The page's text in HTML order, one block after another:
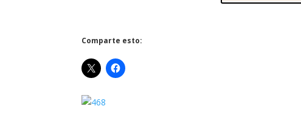
Comparte esto: